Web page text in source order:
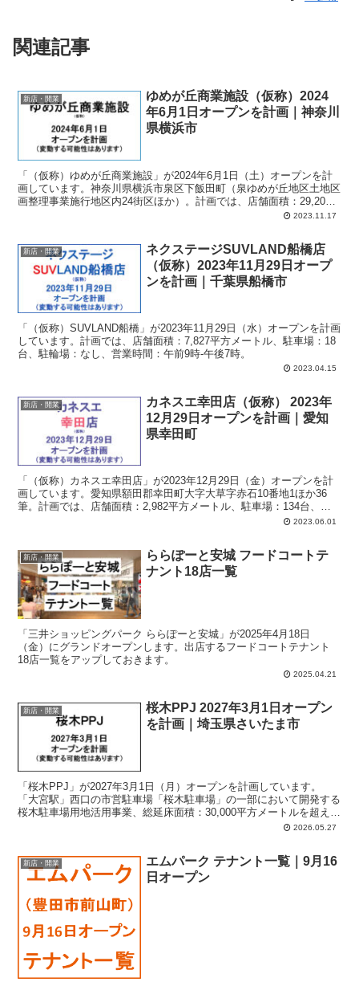
関連記事
新店・開業
ゆめが丘商業施設（仮称）2024
年6月1日オープンを計画｜神奈川
県横浜市
「（仮称）ゆめが丘商業施設」が2024年6月1日（土）オープンを計
画しています。神奈川県横浜市泉区下飯田町（泉ゆめが丘地区土地区
画整理事業施行地区内24街区ほか）。計画では、店舗面積：29,202
平方メートル、駐車場：1,050台、駐輪場：860台、営業時間：午前
2023.11.17
新店・開業
ネクステージSUVLAND船橋店
（仮称）2023年11月29日オープ
ンを計画｜千葉県船橋市
「（仮称）SUVLAND船橋」が2023年11月29日（水）オープンを計画
しています。計画では、店舗面積：7,827平方メートル、駐車場：18
台、駐輪場：なし、営業時間：午前9時-午後7時。
2023.04.15
新店・開業
カネスエ幸田店（仮称） 2023年
12月29日オープンを計画｜愛知
県幸田町
「（仮称）カネスエ幸田店」が2023年12月29日（金）オープンを計
画しています。愛知県額田郡幸田町大字大草字赤石10番地1ほか36
筆。計画では、店舗面積：2,982平方メートル、駐車場：134台、駐
2023.06.01
新店・開業
ららぽーと安城 フードコートテ
ナント18店一覧
「三井ショッピングパーク ららぽーと安城」が2025年4月18日
（金）にグランドオープンします。出店するフードコートテナント
18店一覧をアップしておきます。
2025.04.21
新店・開業
桜木PPJ 2027年3月1日オープン
を計画｜埼玉県さいたま市
「桜木PPJ」が2027年3月1日（月）オープンを計画しています。
「大宮駅」西口の市営駐車場「桜木駐車場」の一部において開発する
桜木駐車場用地活用事業、総延床面積：30,000平方メートルを超える
大型複合施設の商業施設部分。埼玉県さいたま市大宮区桜木町三丁目
2026.05.27
新店・開業
エムパーク テナント一覧｜9月16
日オープン